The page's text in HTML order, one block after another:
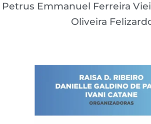
Petrus Emmanuel Ferreira
Oliveira